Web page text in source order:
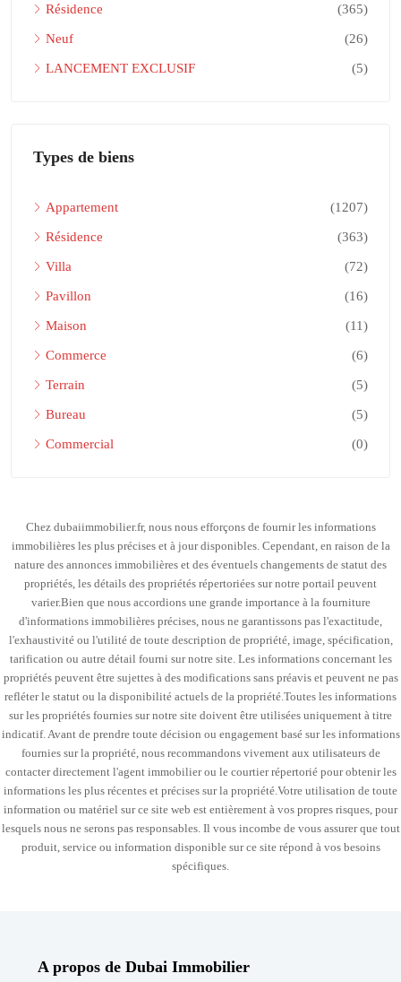
Résidence (365)
Neuf (26)
LANCEMENT EXCLUSIF (5)
Types de biens
Appartement (1207)
Résidence (363)
Villa (72)
Pavillon (16)
Maison (11)
Commerce (6)
Terrain (5)
Bureau (5)
Commercial (0)
Chez dubaiimmobilier.fr, nous nous efforçons de fournir les informations
immobilières les plus précises et à jour disponibles. Cependant, en raison de la
nature des annonces immobilières et des éventuels changements de statut des
propriétés, les détails des propriétés répertoriées sur notre portail peuvent
varier.Bien que nous accordions une grande importance à la fourniture
d'informations immobilières précises, nous ne garantissons pas l'exactitude,
l'exhaustivité ou l'utilité de toute description de propriété, image, spécification,
tarification ou autre détail fourni sur notre site. Les informations concernant les
propriétés peuvent être sujettes à des modifications sans préavis et peuvent ne pas
refléter le statut ou la disponibilité actuels de la propriété.Toutes les informations
sur les propriétés fournies sur notre site doivent être utilisées uniquement à titre
indicatif. Avant de prendre toute décision ou engagement basé sur les informations
fournies sur la propriété, nous recommandons vivement aux utilisateurs de
contacter directement l'agent immobilier ou le courtier répertorié pour obtenir les
informations les plus récentes et précises sur la propriété.Votre utilisation de toute
information ou matériel sur ce site web est entièrement à vos propres risques, pour
lesquels nous ne serons pas responsables. Il vous incombe de vous assurer que tout
produit, service ou information disponible sur ce site répond à vos besoins
spécifiques.
A propos de Dubai Immobilier